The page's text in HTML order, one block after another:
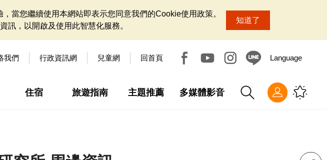
當您繼續使用本網站即表示您同意我們的Cookie使用政策。
訊，以開啟及使用此智慧化服務。
知道了
我們 行政資訊網 兒童網 回首頁 Language
住宿 旅遊指南 主題推薦 多媒體影音